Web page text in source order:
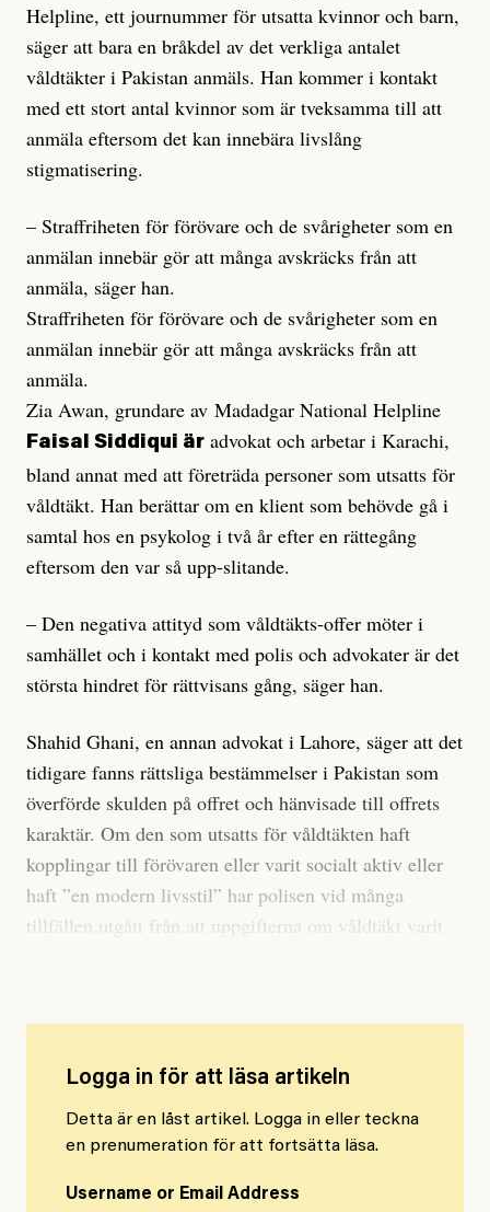
Helpline, ett journummer för utsatta kvinnor och barn,
säger att bara en bråkdel av det verkliga antalet
våldtäkter i Pakistan anmäls. Han kommer i kontakt
med ett stort antal kvinnor som är tveksamma till att
anmäla eftersom det kan innebära livslång
stigmatisering.
– Straffriheten för förövare och de svårigheter som en
anmälan innebär gör att många avskräcks från att
anmäla, säger han.
Straffriheten för förövare och de svårigheter som en
anmälan innebär gör att många avskräcks från att
anmäla.
Zia Awan, grundare av Madadgar National Helpline
Faisal Siddiqui är advokat och arbetar i Karachi,
bland annat med att företräda personer som utsatts för
våldtäkt. Han berättar om en klient som behövde gå i
samtal hos en psykolog i två år efter en rättegång
eftersom den var så upp-slitande.
– Den negativa attityd som våldtäkts-offer möter i
samhället och i kontakt med polis och advokater är det
största hindret för rättvisans gång, säger han.
Shahid Ghani, en annan advokat i Lahore, säger att det
tidigare fanns rättsliga bestämmelser i Pakistan som
överförde skulden på offret och hänvisade till offrets
karaktär. Om den som utsatts för våldtäkten haft
kopplingar till förövaren eller varit socialt aktiv eller
haft ”en modern livsstil” har polisen vid många
tillfällen utgått från att uppgifterna om våldtäkt varit
Logga in för att läsa artikeln
Detta är en låst artikel. Logga in eller teckna
en prenumeration för att fortsätta läsa.
Username or Email Address